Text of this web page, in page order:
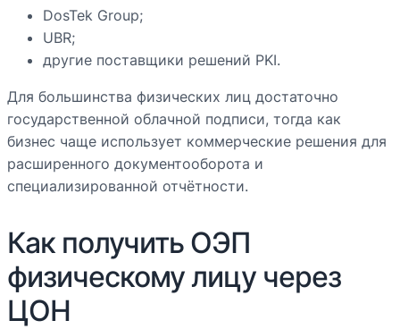
DosTek Group;
UBR;
другие поставщики решений PKI.
Для большинства физических лиц достаточно
государственной облачной подписи, тогда как
бизнес чаще использует коммерческие решения для
расширенного документооборота и
специализированной отчётности.
Как получить ОЭП
физическому лицу через
ЦОН